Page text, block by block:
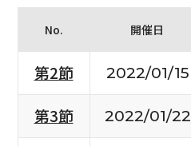
No. 開催日
第2節 2022/01/15
第3節
2022/01/22